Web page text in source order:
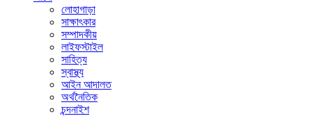
লোহাগাড়া
সাক্ষাৎকার
সম্পাদকীয়
লাইফস্টাইল
সাহিত্য
স্বাস্থ্য
আইন আদালত
অর্থনৈতিক
চন্দনাইশ